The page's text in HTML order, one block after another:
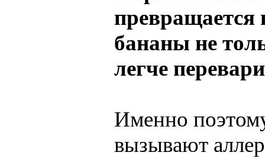
превращается
бананы не
легче
Именно
вызывают